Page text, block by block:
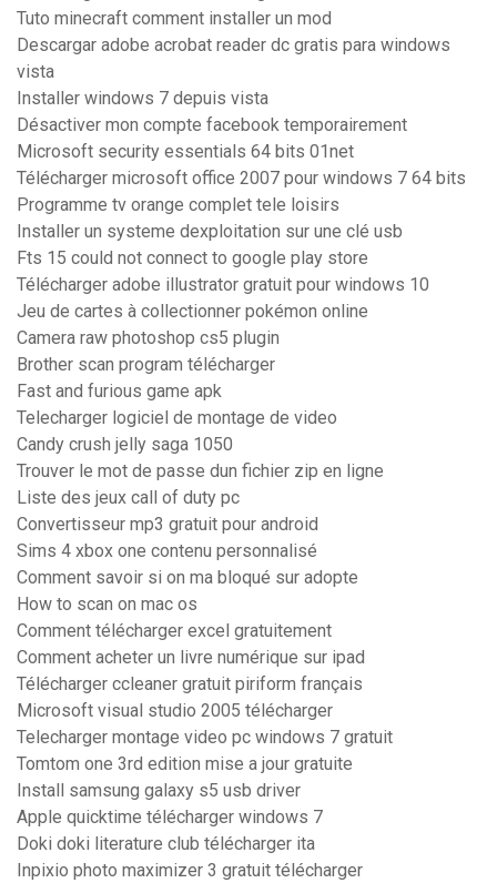
Tuto minecraft comment installer un mod
Descargar adobe acrobat reader dc gratis para windows
vista
Installer windows 7 depuis vista
Désactiver mon compte facebook temporairement
Microsoft security essentials 64 bits 01net
Télécharger microsoft office 2007 pour windows 7 64 bits
Programme tv orange complet tele loisirs
Installer un systeme dexploitation sur une clé usb
Fts 15 could not connect to google play store
Télécharger adobe illustrator gratuit pour windows 10
Jeu de cartes à collectionner pokémon online
Camera raw photoshop cs5 plugin
Brother scan program télécharger
Fast and furious game apk
Telecharger logiciel de montage de video
Candy crush jelly saga 1050
Trouver le mot de passe dun fichier zip en ligne
Liste des jeux call of duty pc
Convertisseur mp3 gratuit pour android
Sims 4 xbox one contenu personnalisé
Comment savoir si on ma bloqué sur adopte
How to scan on mac os
Comment télécharger excel gratuitement
Comment acheter un livre numérique sur ipad
Télécharger ccleaner gratuit piriform français
Microsoft visual studio 2005 télécharger
Telecharger montage video pc windows 7 gratuit
Tomtom one 3rd edition mise a jour gratuite
Install samsung galaxy s5 usb driver
Apple quicktime télécharger windows 7
Doki doki literature club télécharger ita
Inpixio photo maximizer 3 gratuit télécharger